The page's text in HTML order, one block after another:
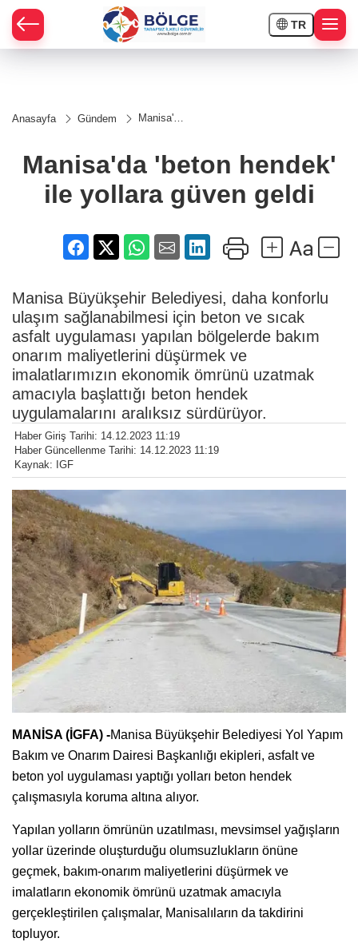
TR
Anasayfa Gündem
Manisa'da
ile yollara
güven
Manisa'da 'beton hendek'
ile yollara güven geldi
Manisa Büyükşehir Belediyesi, daha konforlu
ulaşım sağlanabilmesi için beton ve sıcak
asfalt uygulaması yapılan bölgelerde bakım
onarım maliyetlerini düşürmek ve
imalatlarımızın ekonomik ömrünü uzatmak
amacıyla başlattığı beton hendek
uygulamalarını aralıksız sürdürüyor.
Haber Giriş Tarihi: 14.12.2023 11:19
Haber Güncellenme Tarihi: 14.12.2023 11:19
Kaynak: IGF
MANİSA (İGFA) -Manisa Büyükşehir Belediyesi Yol Yapım
Bakım ve Onarım Dairesi Başkanlığı ekipleri, asfalt ve
beton yol uygulaması yaptığı yolları beton hendek
çalışmasıyla koruma altına alıyor.
Yapılan yolların ömrünün uzatılması, mevsimsel yağışların
yollar üzerinde oluşturduğu olumsuzlukların önüne
geçmek, bakım-onarım maliyetlerini düşürmek ve
imalatların ekonomik ömrünü uzatmak amacıyla
gerçekleştirilen çalışmalar, Manisalıların da takdirini
topluyor.